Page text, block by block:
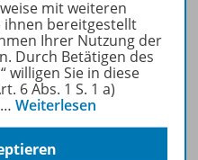
oder gleich zum
abonnieren!
mit weiteren
ihnen bereitgestellt
Ihrer Nutzung der
Durch Betätigen des
willigen Sie in diese
6 Abs. 1 S. 1 a)
… Weiterlesen